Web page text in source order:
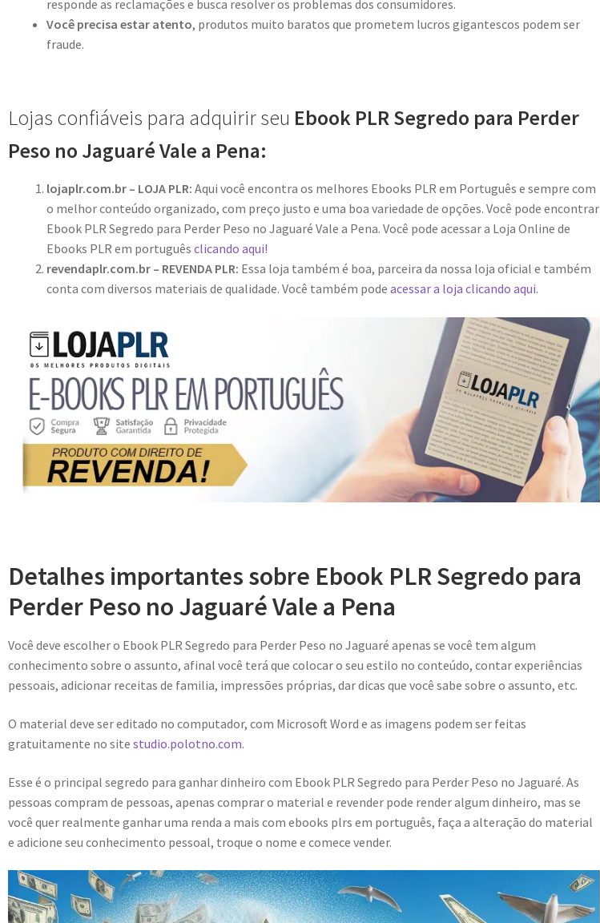
responde as reclamações e busca resolver os problemas dos consumidores.
Você precisa estar atento, produtos muito baratos que prometem lucros gigantescos podem ser
fraude.
Lojas confiáveis para adquirir seu Ebook PLR Segredo para Perder
Peso no Jaguaré Vale a Pena:
lojaplr.com.br – LOJA PLR: Aqui você encontra os melhores Ebooks PLR em Português e sempre com
o melhor conteúdo organizado, com preço justo e uma boa variedade de opções. Você pode encontrar
Ebook PLR Segredo para Perder Peso no Jaguaré Vale a Pena. Você pode acessar a Loja Online de
Ebooks PLR em português clicando aqui!
revendaplr.com.br – REVENDA PLR: Essa loja também é boa, parceira da nossa loja oficial e também
conta com diversos materiais de qualidade. Você também pode acessar a loja clicando aqui.
Detalhes importantes sobre Ebook PLR Segredo para
Perder Peso no Jaguaré Vale a Pena
Você deve escolher o Ebook PLR Segredo para Perder Peso no Jaguaré apenas se você tem algum
conhecimento sobre o assunto, afinal você terá que colocar o seu estilo no conteúdo, contar experiências
pessoais, adicionar receitas de familia, impressões próprias, dar dicas que você sabe sobre o assunto, etc.
O material deve ser editado no computador, com Microsoft Word e as imagens podem ser feitas
gratuitamente no site studio.polotno.com.
Esse é o principal segredo para ganhar dinheiro com Ebook PLR Segredo para Perder Peso no Jaguaré. As
pessoas compram de pessoas, apenas comprar o material e revender pode render algum dinheiro, mas se
você quer realmente ganhar uma renda a mais com ebooks plrs em português, faça a alteração do material
e adicione seu conhecimento pessoal, troque o nome e comece vender.